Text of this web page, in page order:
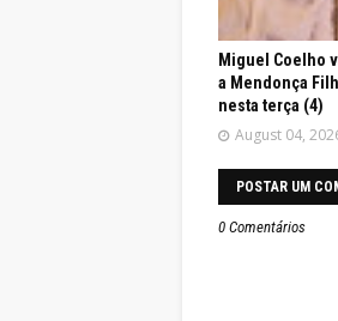
Miguel Coelho
a Mendonça
nesta terça (4)
August 04,
POSTAR UM
0 Comentários